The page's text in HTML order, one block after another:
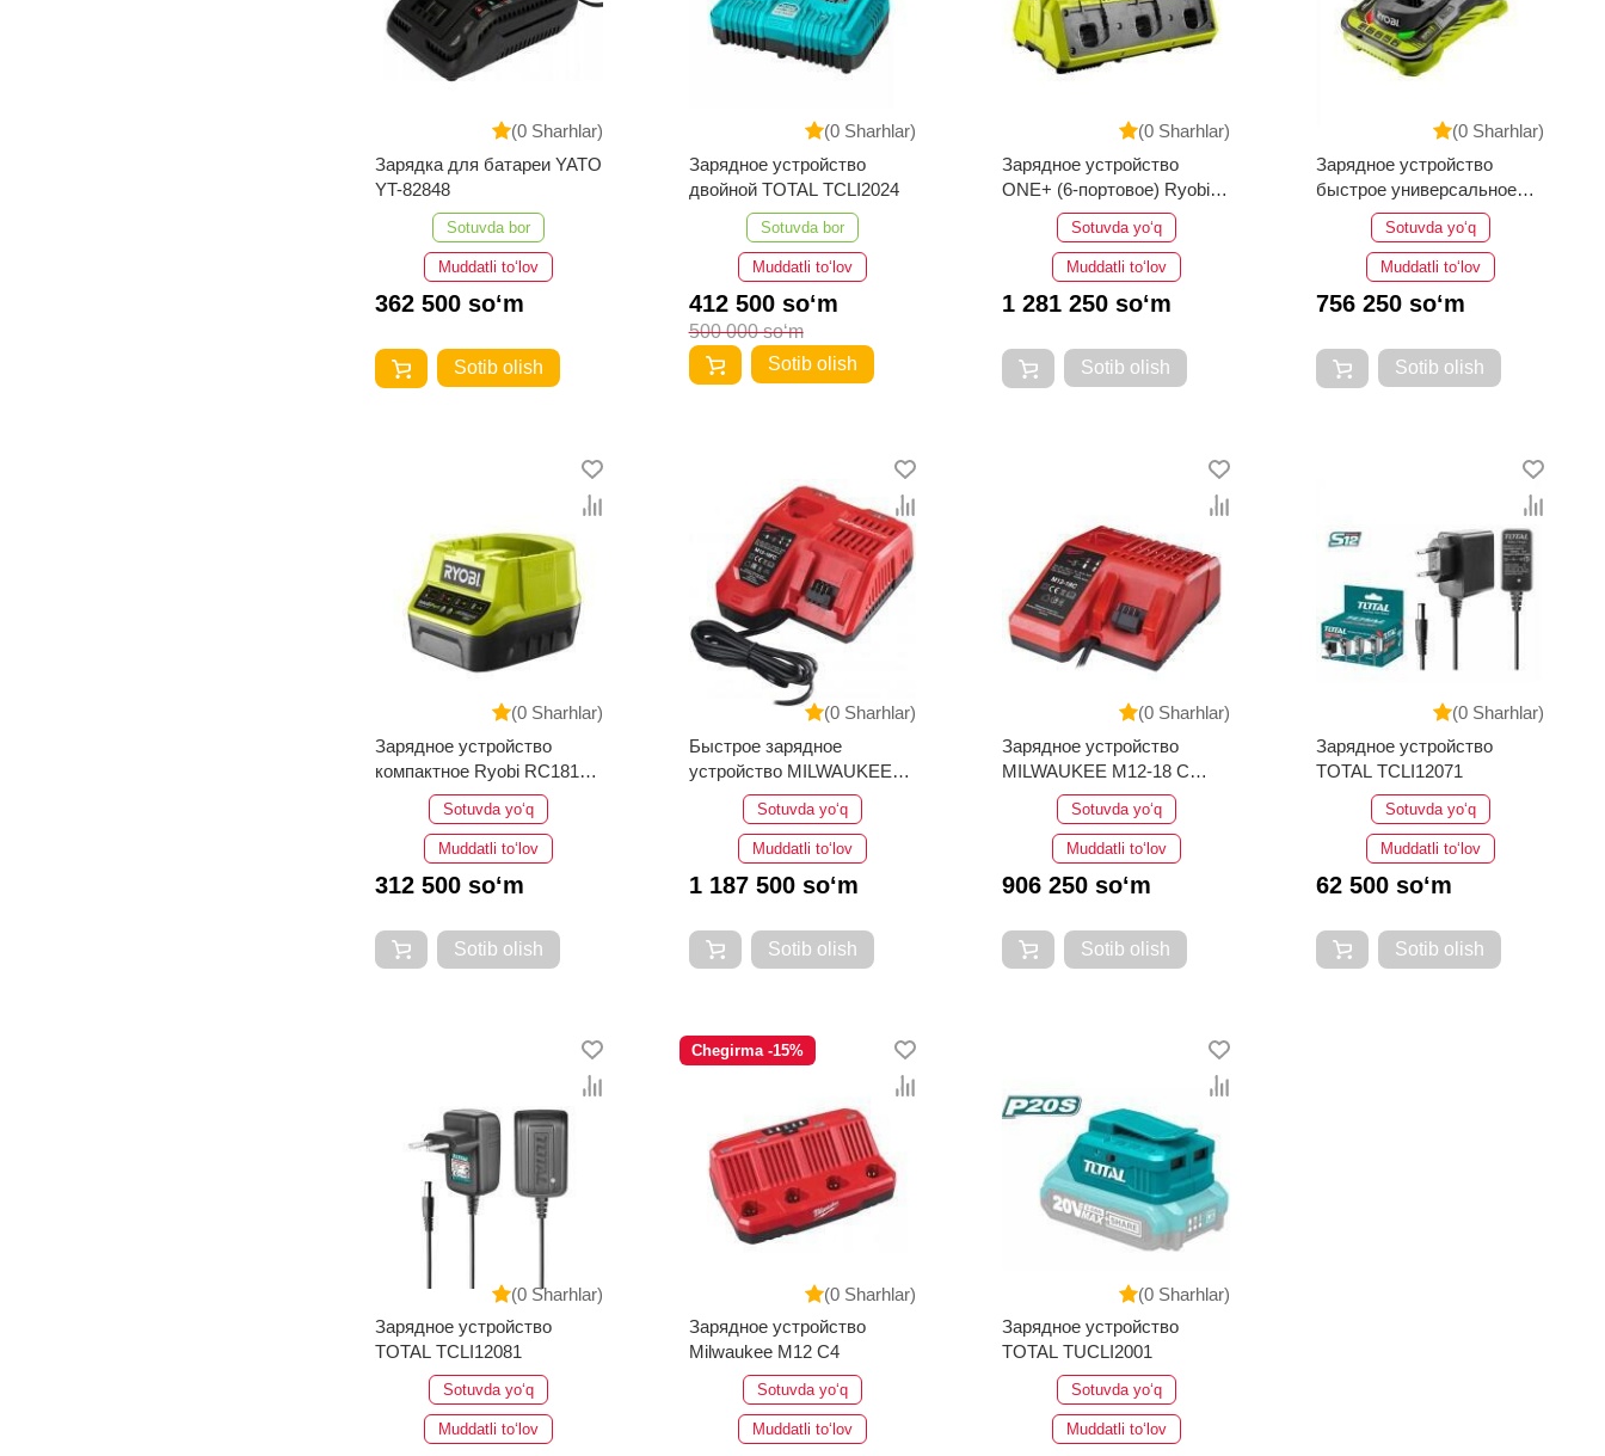
(0 Sharhlar)
Зарядка для батареи YATO
YT-82848
Sotuvda bor
Muddatli to‘lov
362 500 so‘m
Sotib olish
(0 Sharhlar)
Зарядное устройство
двойной TOTAL TCLI2024
Sotuvda bor
Muddatli to‘lov
412 500 so‘m
500 000 so‘m
Sotib olish
(0 Sharhlar)
Зарядное устройство
ONE+ (6-портовое) Ryobi
RC18-627 5133002630
Sotuvda yo‘q
Muddatli to‘lov
1 281 250 so‘m
Sotib olish
(0 Sharhlar)
Зарядное устройство
быстрое универсальное
Ryobi RC18150 ONE+
5133002638
Sotuvda yo‘q
Muddatli to‘lov
756 250 so‘m
Sotib olish
(0 Sharhlar)
Зарядное устройство
компактное Ryobi RC18120
ONE+ 5133002891
Sotuvda yo‘q
Muddatli to‘lov
312 500 so‘m
Sotib olish
(0 Sharhlar)
Быстрое зарядное
устройство MILWAUKEE
M12-18 FC 4932451079
Sotuvda yo‘q
Muddatli to‘lov
1 187 500 so‘m
Sotib olish
(0 Sharhlar)
Зарядное устройство
MILWAUKEE M12-18 C
4932352959
Sotuvda yo‘q
Muddatli to‘lov
906 250 so‘m
Sotib olish
(0 Sharhlar)
Зарядное устройство
TOTAL TCLI12071
Sotuvda yo‘q
Muddatli to‘lov
62 500 so‘m
Sotib olish
(0 Sharhlar)
Зарядное устройство
TOTAL TCLI12081
Sotuvda yo‘q
Muddatli to‘lov
(0 Sharhlar)
Chegirma -15%
Зарядное устройство
Milwaukee M12 C4
Sotuvda yo‘q
Muddatli to‘lov
(0 Sharhlar)
Зарядное устройство
TOTAL TUCLI2001
Sotuvda yo‘q
Muddatli to‘lov